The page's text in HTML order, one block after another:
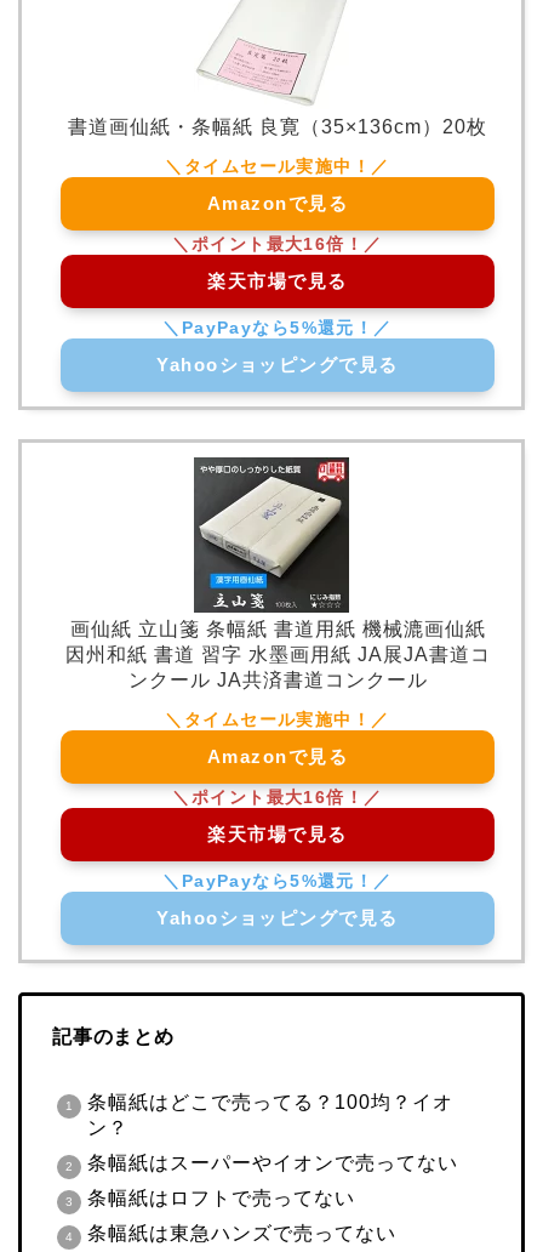
書道画仙紙・条幅紙 良寛（35×136cm）20枚
Amazonで見る
楽天市場で見る
Yahooショッピングで見る
画仙紙 立山箋 条幅紙 書道用紙 機械漉画仙紙
因州和紙 書道 習字 水墨画用紙 JA展JA書道コ
ンクール JA共済書道コンクール
Amazonで見る
楽天市場で見る
Yahooショッピングで見る
記事のまとめ
条幅紙はどこで売ってる？100均？イオ
ン？
条幅紙はスーパーやイオンで売ってない
条幅紙はロフトで売ってない
条幅紙は東急ハンズで売ってない